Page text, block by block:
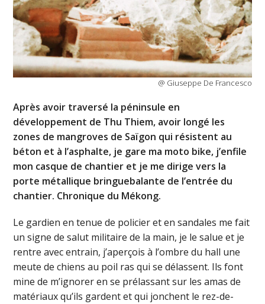
@ Giuseppe De Francesco
Après avoir traversé la péninsule en
développement de Thu Thiem, avoir longé les
zones de mangroves de Saïgon qui résistent au
béton et à l’asphalte, je gare ma moto bike, j’enfile
mon casque de chantier et je me dirige vers la
porte métallique bringuebalante de l’entrée du
chantier. Chronique du Mékong.
Le gardien en tenue de policier et en sandales me fait
un signe de salut militaire de la main, je le salue et je
rentre avec entrain, j’aperçois à l’ombre du hall une
meute de chiens au poil ras qui se délassent. Ils font
mine de m’ignorer en se prélassant sur les amas de
matériaux qu’ils gardent et qui jonchent le rez-de-